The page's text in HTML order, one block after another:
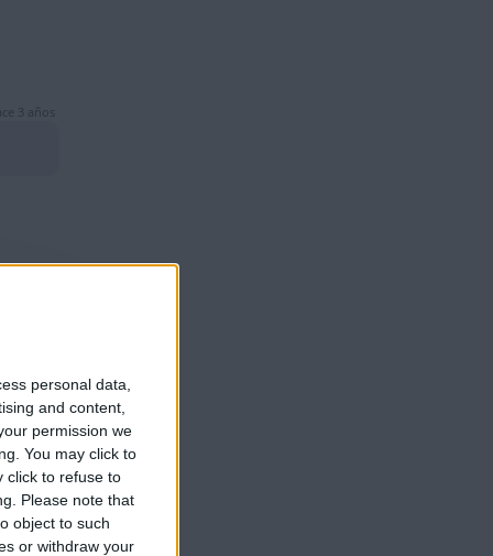
personal data,
and content,
permission we
You may click to
click to refuse to
Please note that
object to such
or withdraw your
3 años
3 años